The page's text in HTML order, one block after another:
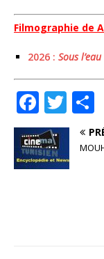
Filmographie de
2026 : Sous l’eau
F
a
c
e
T
w
it
te